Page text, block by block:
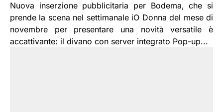
Nuova inserzione pubblicitaria per Bodema, che si
prende la scena nel settimanale iO Donna del mese di
novembre per presentare una novità versatile è
accattivante: il divano con server integrato Pop-up...